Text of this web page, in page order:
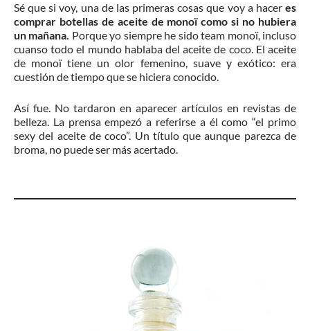
Sé que si voy, una de las primeras cosas que voy a haceres
comprar botellas de aceite de monoï como si no hubiera
un mañana. Porque yo siempre he sido team monoï, incluso
cuanso todo el mundo hablaba del aceite de coco. El aceite
de monoï tiene un olor femenino, suave y exótico: era
cuestión de tiempo que se hiciera conocido.
Así fue. No tardaron en aparecer artículos en revistas de
belleza. La prensa empezó a referirse a él como “el primo
sexy del aceite de coco”. Un título que aunque parezca de
broma, no puede ser más acertado.